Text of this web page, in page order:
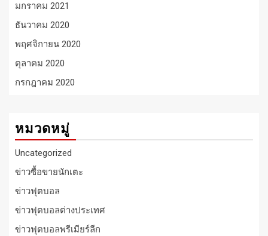
มกราคม 2021
ธันวาคม 2020
พฤศจิกายน 2020
ตุลาคม 2020
กรกฎาคม 2020
หมวดหมู่
Uncategorized
ข่าวซื้อขายนักเตะ
ข่าวฟุตบอล
ข่าวฟุตบอลต่างประเทศ
ข่าวฟุตบอลพรีเมียร์ลีก